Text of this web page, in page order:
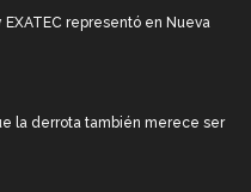
EXATEC representó en Nueva
la derrota también merece ser